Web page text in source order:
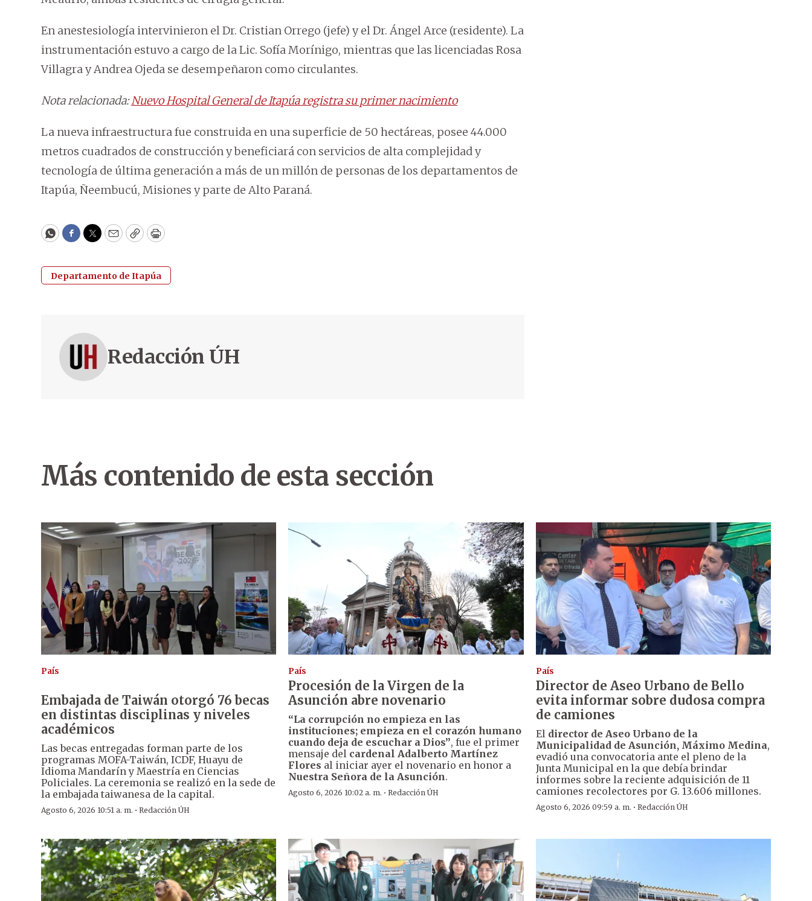
En anestesiología intervinieron el Dr. Cristian Orrego (jefe) y el Dr. Ángel Arce (residente). La
instrumentación estuvo a cargo de la Lic. Sofía Morínigo, mientras que las licenciadas Rosa
Villagra y Andrea Ojeda se desempeñaron como circulantes.
Nota relacionada:Nuevo Hospital General de Itapúa registra su primer nacimiento
La nueva infraestructura fue construida en una superficie de 50 hectáreas, posee 44.000
metros cuadrados de construcción y beneficiará con servicios de alta complejidad y
tecnología de última generación a más de un millón de personas de los departamentos de
Itapúa, Ñeembucú, Misiones y parte de Alto Paraná.
WhatsApp
Facebook
Twitter
EmailCopyPrint
Departamento de Itapúa
Redacción ÚH
Más contenido de esta sección
País
Embajada de Taiwán otorgó 76 becas
en distintas disciplinas y niveles
académicos
Las becas entregadas forman parte de los
programas MOFA-Taiwán, ICDF, Huayu de
Idioma Mandarín y Maestría en Ciencias
Policiales. La ceremonia se realizó en la sede de
la embajada taiwanesa de la capital.
Agosto 6, 2026 10:51 a. m. · Redacción ÚH
País
Procesión de la Virgen de la
Asunción abre novenario
“La corrupción no empieza en las
instituciones; empieza en el corazón humano
cuando deja de escuchar a Dios”, fue el primer
mensaje del cardenal Adalberto Martínez
Flores al iniciar ayer el novenario en honor a
Nuestra Señora de la Asunción.
Agosto 6, 2026 10:02 a. m. ·Redacción ÚH
País
Director de Aseo Urbano de Bello
evita informar sobre dudosa compra
de camiones
El director de Aseo Urbano de la
Municipalidad de Asunción, Máximo Medina,
evadió una convocatoria ante el pleno de la
Junta Municipal en la que debía brindar
informes sobre la reciente adquisición de 11
camiones recolectores por G. 13.606 millones.
Agosto 6, 2026 09:59 a. m. · Redacción ÚH